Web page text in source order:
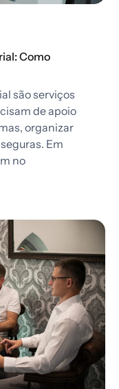
Como
são serviços
de apoio
organizar
Em
no